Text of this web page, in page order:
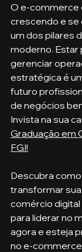
O e-commerce
crescendo e se
um dos pilares
moderno. Estar
gerenciar
estratégica é
futuro
de negócios
Invista na sua
Graduação em
FGI!
Descubra
transformar
comércio
para liderar no
agora e esteja
no e-